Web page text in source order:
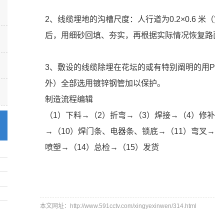
2、线缆埋地的沟槽尺度：人行道为0.2×0.6 米
后，用细砂回填、夯实，再根据实际情况恢复路
3、敷设的线缆除埋在花坛的或有特别阐明的用
外）全部选用镀锌钢管加以保护。
制造流程编辑
（1）下料→（2）折弯→（3）焊接→（4）修
→（10）焊门条、电器条、锁底→（11）弯叉→
喷塑→（14）总检→（15）发货
本文网址：http://www.591cctv.com/xingyexinwen/314.html